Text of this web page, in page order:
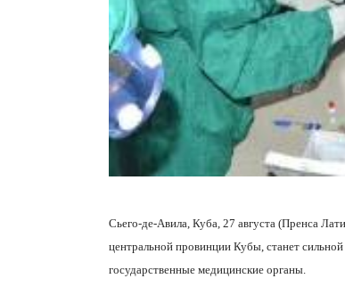
Сьего-де-Авила, Куба, 27 августа (Пренса
центральной провинции Кубы, станет
государственные медицинские органы.